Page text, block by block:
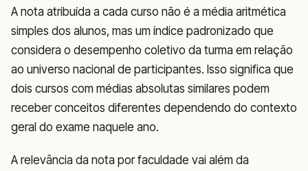
A nota atribuída a cada curso não é a média aritmética
simples dos alunos, mas um índice padronizado que
considera o desempenho coletivo da turma em relação
ao universo nacional de participantes. Isso significa que
dois cursos com médias absolutas similares podem
receber conceitos diferentes dependendo do contexto
geral do exame naquele ano.
A relevância da nota por faculdade vai além da